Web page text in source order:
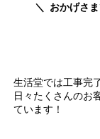
おかげさ
生活堂では工事完
日々たくさんのお
ています！